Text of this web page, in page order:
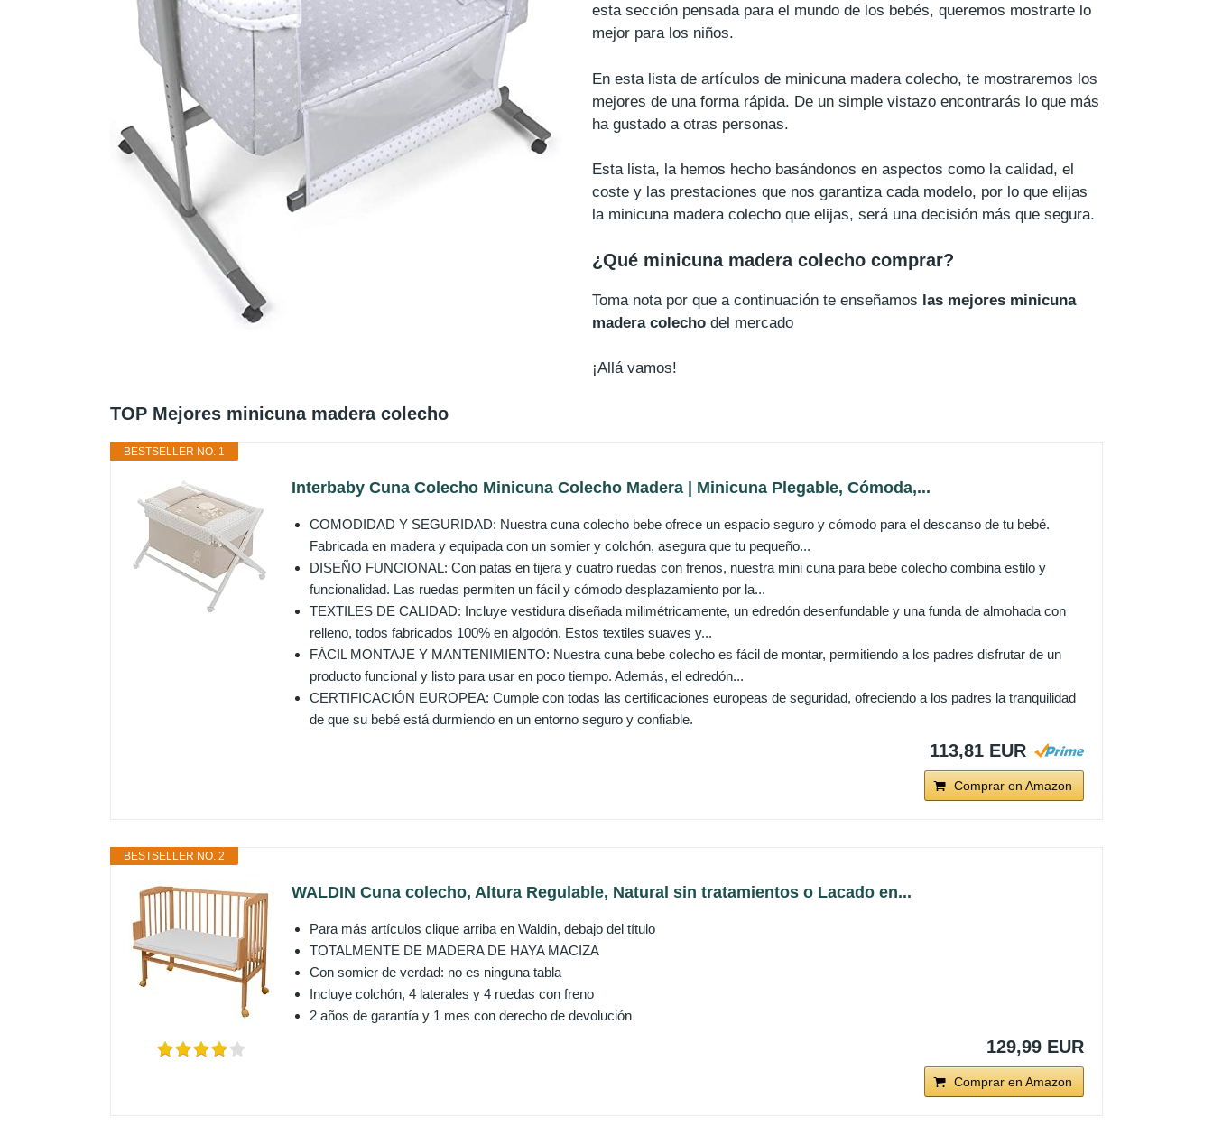
esta sección pensada para el mundo de los bebés, queremos mostrarte lo
mejor para los niños.
En esta lista de artículos de minicuna madera colecho, te mostraremos los
mejores de una forma rápida. De un simple vistazo encontrarás lo que más
ha gustado a otras personas.
Esta lista, la hemos hecho basándonos en aspectos como la calidad, el
coste y las prestaciones que nos garantiza cada modelo, por lo que elijas
la minicuna madera colecho que elijas, será una decisión más que segura.
¿Qué minicuna madera colecho comprar?
Toma nota por que a continuación te enseñamos las mejores minicuna
madera colecho del mercado
¡Allá vamos!
TOP Mejores minicuna madera colecho
BESTSELLER NO. 1
Interbaby Cuna Colecho Minicuna Colecho Madera | Minicuna Plegable, Cómoda,...
COMODIDAD Y SEGURIDAD: Nuestra cuna colecho bebe ofrece un espacio seguro y cómodo para el descanso de tu bebé.
Fabricada en madera y equipada con un somier y colchón, asegura que tu pequeño...
DISEÑO FUNCIONAL: Con patas en tijera y cuatro ruedas con frenos, nuestra mini cuna para bebe colecho combina estilo y
funcionalidad. Las ruedas permiten un fácil y cómodo desplazamiento por la...
TEXTILES DE CALIDAD: Incluye vestidura diseñada milimétricamente, un edredón desenfundable y una funda de almohada con
relleno, todos fabricados 100% en algodón. Estos textiles suaves y...
FÁCIL MONTAJE Y MANTENIMIENTO: Nuestra cuna bebe colecho es fácil de montar, permitiendo a los padres disfrutar de un
producto funcional y listo para usar en poco tiempo. Además, el edredón...
CERTIFICACIÓN EUROPEA: Cumple con todas las certificaciones europeas de seguridad, ofreciendo a los padres la tranquilidad
de que su bebé está durmiendo en un entorno seguro y confiable.
113,81 EUR
Comprar en Amazon
BESTSELLER NO. 2
WALDIN Cuna colecho, Altura Regulable, Natural sin tratamientos o Lacado en...
Para más artículos clique arriba en Waldin, debajo del título
TOTALMENTE DE MADERA DE HAYA MACIZA
Con somier de verdad: no es ninguna tabla
Incluye colchón, 4 laterales y 4 ruedas con freno
2 años de garantía y 1 mes con derecho de devolución
129,99 EUR
Comprar en Amazon